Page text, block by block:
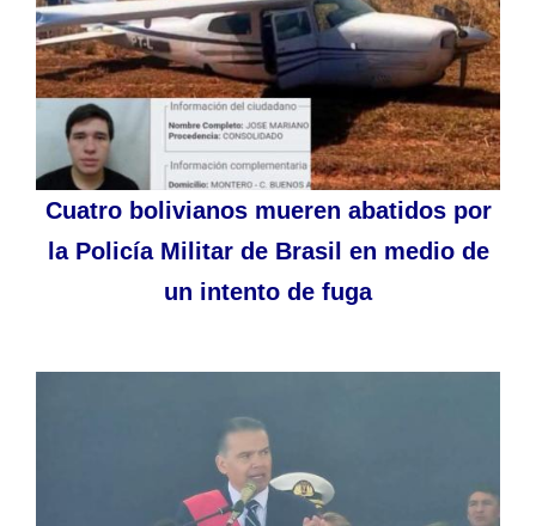
Cuatro bolivianos mueren abatidos por
la Policía Militar de Brasil en medio de
un intento de fuga